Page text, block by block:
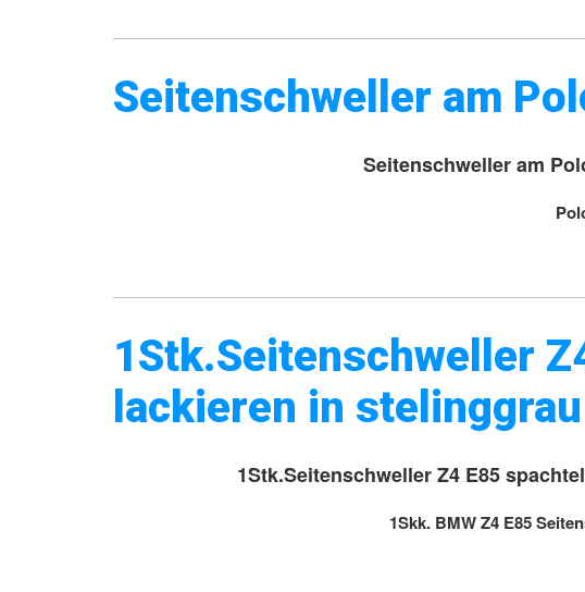
Seitenschweller am
Seitenschweller am
1Stk.Seitenschweller
lackieren in
1Stk.Seitenschweller Z4 E85
1Skk. BMW Z4 E85